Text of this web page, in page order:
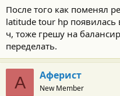
После того как поменял
latitude tour hp
ч, тоже грешу на
переделать.
А Аферист
New Member